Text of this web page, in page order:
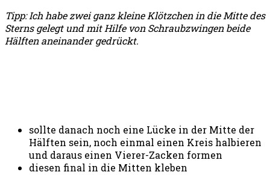
Tipp: Ich habe zwei ganz kleine Klötzchen in die Mitte des
Sterns gelegt und mit Hilfe von Schraubzwingen beide
Hälften aneinander gedrückt.
sollte danach noch eine Lücke in der Mitte der
Hälften sein, noch einmal einen Kreis halbieren
und daraus einen Vierer-Zacken formen
diesen final in die Mitten kleben